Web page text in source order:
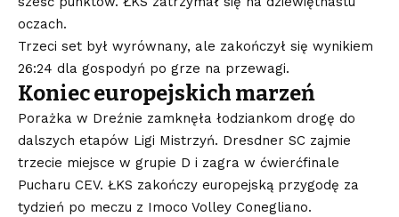
oczach.
Trzeci set był wyrównany, ale zakończył się wynikiem
26:24 dla gospodyń po grze na przewagi.
Koniec europejskich marzeń
Porażka w Dreźnie zamknęła łodziankom drogę do
dalszych etapów Ligi Mistrzyń. Dresdner SC zajmie
trzecie miejsce w grupie D i zagra w ćwierćfinale
Pucharu CEV. ŁKS zakończy europejską przygodę za
tydzień po meczu z Imoco Volley Conegliano.